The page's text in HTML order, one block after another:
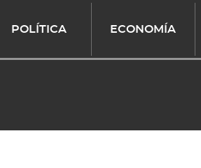
POLÍTICA ECONOMÍA